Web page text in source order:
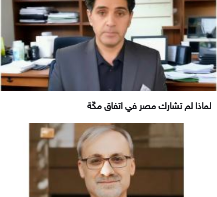
لماذا لم تشارك مصر في اتفاق مكّة